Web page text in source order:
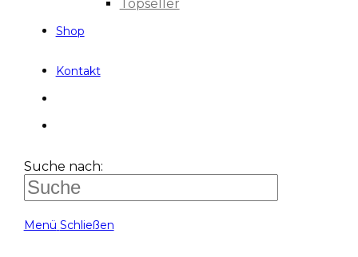
Topseller
Shop
Kontakt
Suche nach:
Menü Schließen